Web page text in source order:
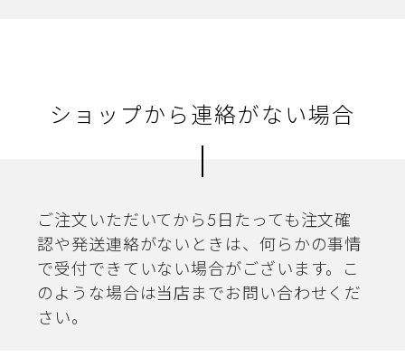
ショップから連絡がない場合
ご注文いただいてから5日たっても注文確
認や発送連絡がないときは、何らかの事情
で受付できていない場合がございます。こ
のような場合は当店までお問い合わせくだ
さい。